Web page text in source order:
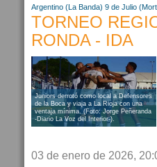
Argentino (La Banda) 9 de Julio
TORNEO
RONDA - IDA
Juniors derrotó como local a Defensores
de la Boca y viaja a La Rioja con una
ventaja mínima. (Foto: Jorge Peñeranda
-Diario La Voz del Interior-).
03 de enero de 2026,